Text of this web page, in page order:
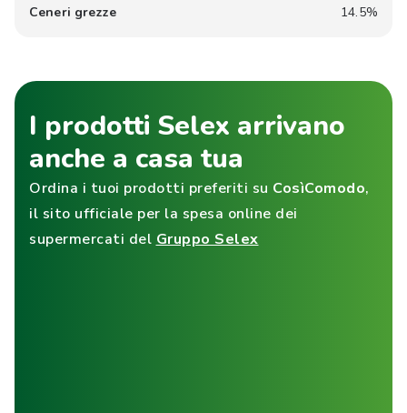
Ceneri grezze 14.5%
I prodotti Selex arrivano
anche a casa tua
Ordina i tuoi prodotti preferiti su CosìComodo,
il sito ufficiale per la spesa online dei
supermercati del Gruppo Selex